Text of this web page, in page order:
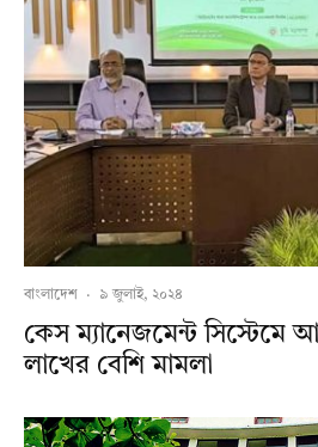
বাংলাদেশ · ৯ জুলাই, ২০২৪
কেস ম্যানেজমেন্ট সিস্টেমে
লাখের বেশি মামলা